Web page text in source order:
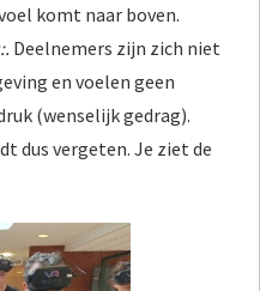
komt naar boven.
Deelnemers zijn zich niet
en voelen geen
(wenselijk gedrag).
dus vergeten. Je ziet de